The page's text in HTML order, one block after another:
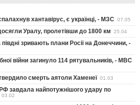
хантавірус, є українці, - МЗС 07.05
Уралу, пролетівши до 1800 км 25.04
зривають плани Росії на Донеччини, -
війни загинуло 114 рятувальників, - МВС
смерть аятоли Хаменеї 01.03
завдала найпотужнішого удару по
03.02